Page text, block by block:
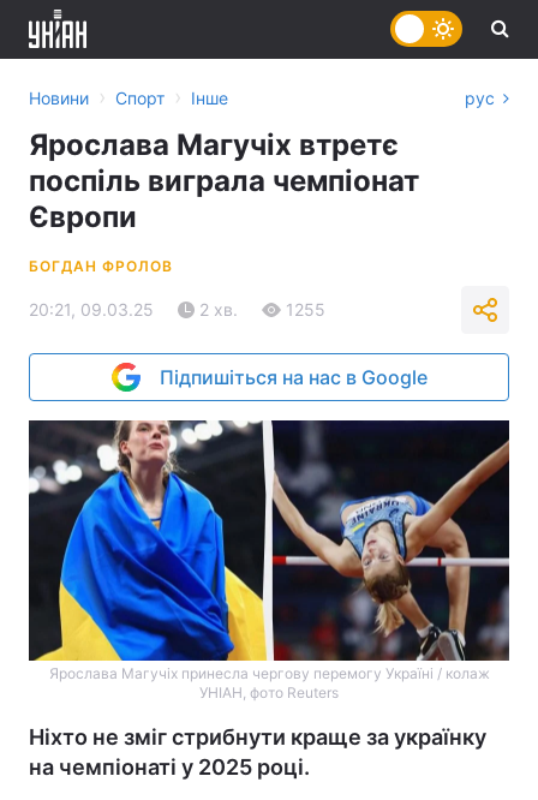
Новини › Спорт › Інше рус
Ярослава Магучіх втретє
поспіль виграла чемпіонат
Європи
БОГДАН ФРОЛОВ
20:21, 09.03.25 2 хв. 1255
Підпишіться на нас в Google
Ярослава Магучіх принесла чергову перемогу Україні / колаж
УНІАН, фото Reuters
Ніхто не зміг стрибнути краще за українку
на чемпіонаті у 2025 році.